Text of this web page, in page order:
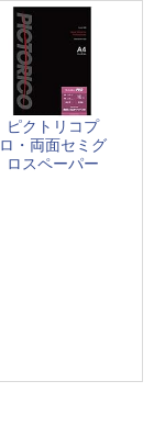
ピクトリコプ
ロ・両面セミグ
ロスペーパー